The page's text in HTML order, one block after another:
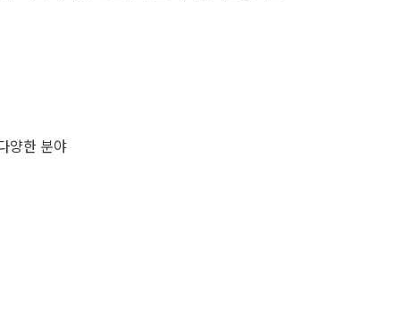
양한 분야